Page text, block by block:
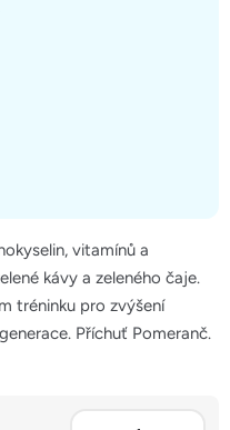
vitamínů a
kávy a zeleného čaje.
tréninku pro zvýšení
Příchuť Pomeranč.